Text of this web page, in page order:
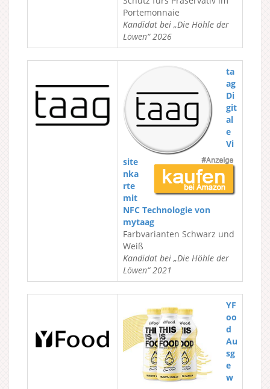
Portemonnaie
Kandidat bei „Die Höhle der
Löwen“ 2026
ta
ag
Di
git
al
e
Vi
site
nka
rte
mit
NFC Technologie von
mytaag
Farbvarianten Schwarz und
Weiß
Kandidat bei „Die Höhle der
Löwen“ 2021
YF
oo
d
Au
sg
e
w